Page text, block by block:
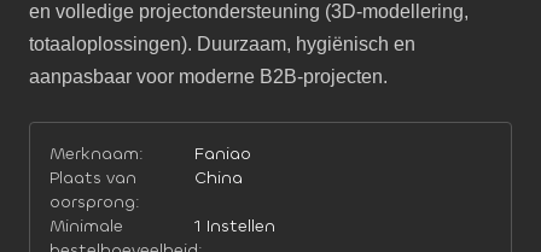
en volledige projectondersteuning (3D-modellering,
totaaloplossingen). Duurzaam, hygiënisch en
aanpasbaar voor moderne B2B-projecten.
Merknaam:
Faniao
Plaats van
oorsprong:
China
Minimale
1 Instellen